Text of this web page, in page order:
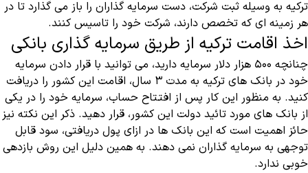
ترکیه به وسیله ثبت شرکت، دست سرمایه گذاران را باز می گذارد تا در
هر زمینه ای که تخصص دارند، شرکت خود را تاسیس کنند.
اخذ اقامت ترکیه از طریق سرمایه گذاری بانکی
چنانچه ۵۰۰ هزار دلار سرمایه دارید، می توانید با قرار دادن سرمایه
خود در بانک های ترکیه به مدت ۳ سال، اقامت این کشور را دریافت
کنید. به منظور این کار پس از افتتاح حساب، سرمایه خود را در یکی
از بانک های مورد تائید دولت این کشور، قرار دهید. ذکر این نکته نیز
حائز اهمیت است که این بانک ها در ازای پول دریافتی، سود قابل
توجهی به سرمایه گذاران نمی دهند. به همین دلیل این روش بازدهی
خوبی ندارد.